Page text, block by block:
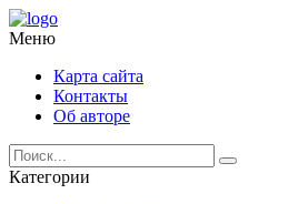
Меню
Карта сайта
Контакты
Об авторе
Категории